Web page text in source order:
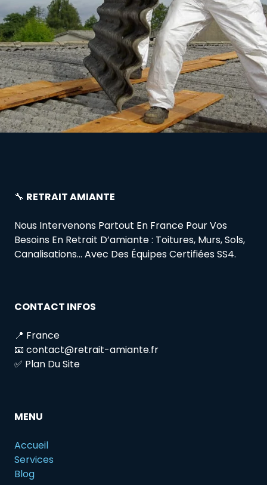
🔧 RETRAIT AMIANTE
Nous Intervenons Partout En France Pour Vos
Besoins En Retrait D’amiante : Toitures, Murs, Sols,
Canalisations… Avec Des Équipes Certifiées SS4.
CONTACT INFOS
📍 France
📧 contact@retrait-amiante.fr
✅ Plan Du Site
MENU
Accueil
Services
Blog